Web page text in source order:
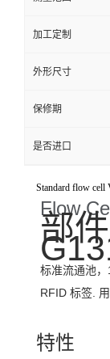
加工定制
外形尺寸
保修期
是否进口
Standard flow
Flow
部
标准流通池
RFID 标签.
特性